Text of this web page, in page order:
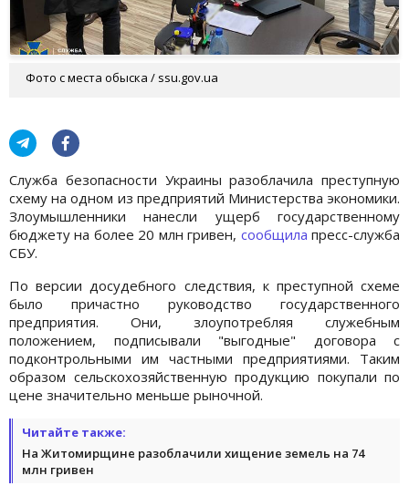
Фото с места обыска / ssu.gov.ua
Служба безопасности Украины разоблачила преступную
схему на одном из предприятий Министерства экономики.
Злоумышленники нанесли ущерб государственному
бюджету на более 20 млн гривен, сообщила пресс-служба
СБУ.
По версии досудебного следствия, к преступной схеме
было причастно руководство государственного
предприятия. Они, злоупотребляя служебным
положением, подписывали "выгодные" договора с
подконтрольными им частными предприятиями. Таким
образом сельскохозяйственную продукцию покупали по
цене значительно меньше рыночной.
Читайте также:
На Житомирщине разоблачили хищение земель на 74
млн гривен